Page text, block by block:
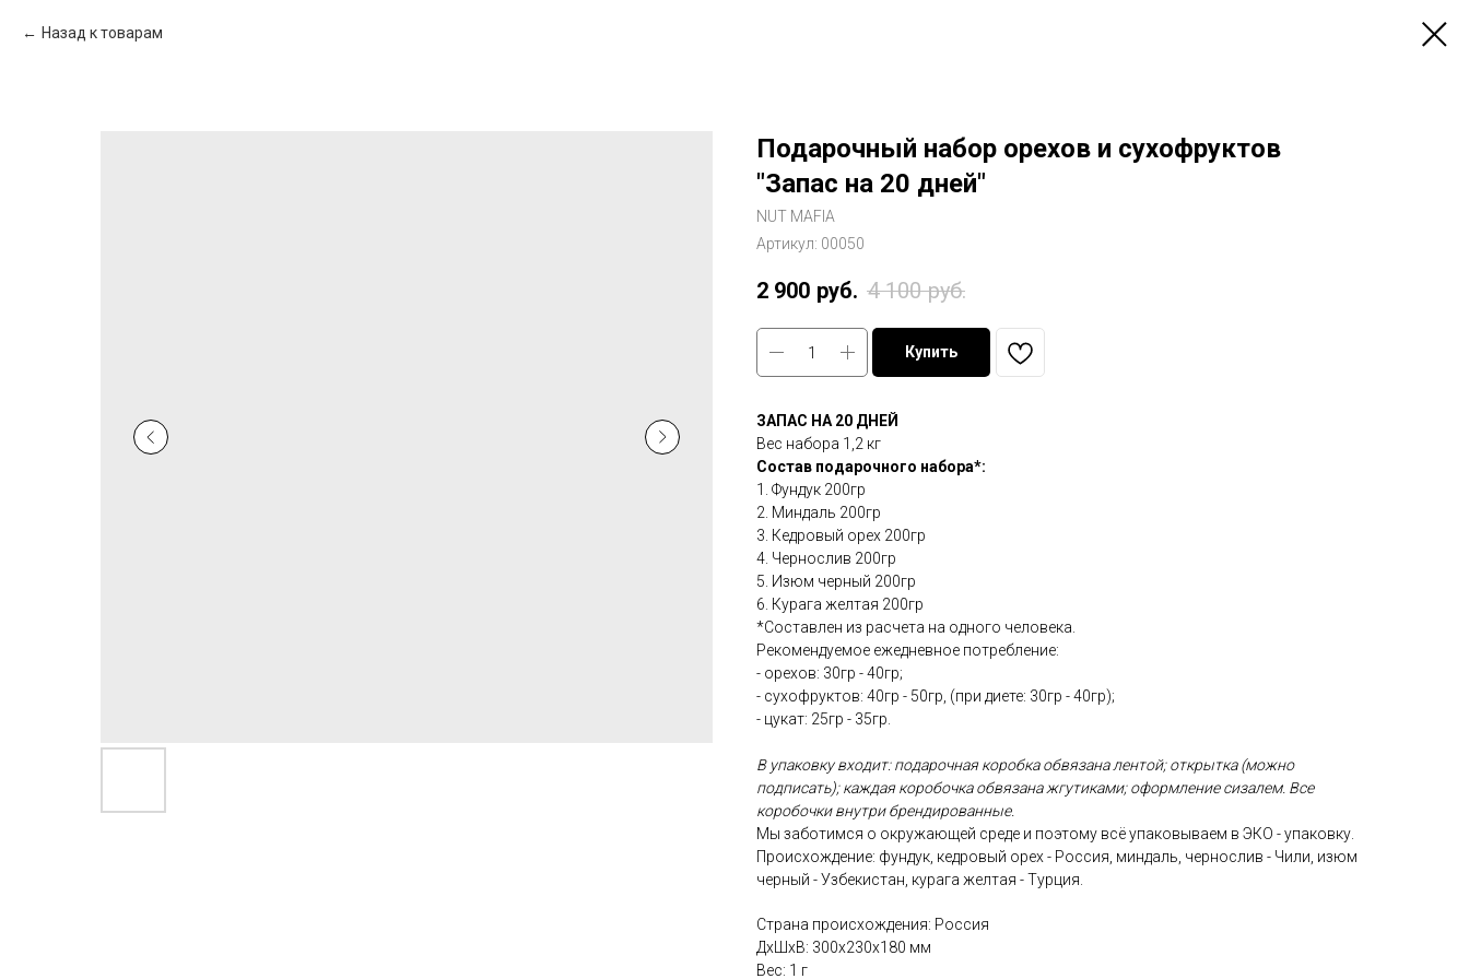
Назад к товарам
Подарочный набор орехов и сухофруктов
"Запас на 20 дней"
NUT MAFIA
Артикул: 00050
2 900 руб. 4 100 руб.
Купить
ЗАПАС НА 20 ДНЕЙ
Вес набора 1,2 кг
Состав подарочного набора*:
1. Фундук 200гр
2. Миндаль 200гр
3. Кедровый орех 200гр
4. Чернослив 200гр
5. Изюм черный 200гр
6. Курага желтая 200гр
*Составлен из расчета на одного человека.
Рекомендуемое ежедневное потребление:
- орехов: 30гр - 40гр;
- сухофруктов: 40гр - 50гр, (при диете: 30гр - 40гр);
- цукат: 25гр - 35гр.
В упаковку входит: подарочная коробка обвязана лентой; открытка (можно
подписать); каждая коробочка обвязана жгутиками; оформление сизалем. Все
коробочки внутри брендированные.
Мы заботимся о окружающей среде и поэтому всё упаковываем в ЭКО - упаковку.
Происхождение: фундук, кедровый орех - Россия, миндаль, чернослив - Чили, изюм
черный - Узбекистан, курага желтая - Турция.
Страна происхождения: Россия
ДxШxВ: 300x230x180 мм
Вес: 1 г